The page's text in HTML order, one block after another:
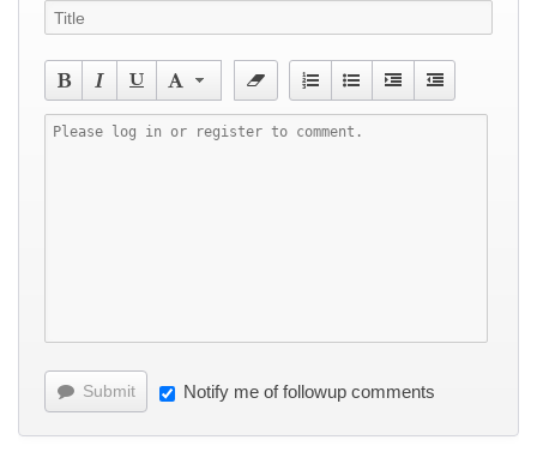
Submit Notify me of followup comments